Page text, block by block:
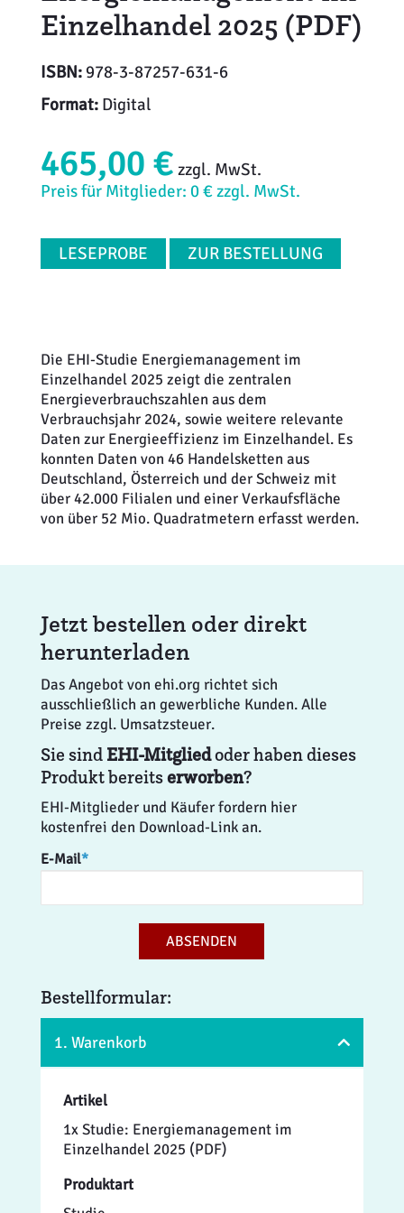
Einzelhandel 2025 (PDF)
ISBN:978-3-87257-631-6
Format:Digital
465,00 € zzgl. MwSt.
Preis für Mitglieder: 0 € zzgl. MwSt.
LESEPROBE ZUR BESTELLUNG
Die EHI-Studie Energiemanagement im
Einzelhandel 2025 zeigt die zentralen
Energieverbrauchszahlen aus dem
Verbrauchsjahr 2024, sowie weitere relevante
Daten zur Energieeffizienz im Einzelhandel. Es
konnten Daten von 46 Handelsketten aus
Deutschland, Österreich und der Schweiz mit
über 42.000 Filialen und einer Verkaufsfläche
von über 52 Mio. Quadratmetern erfasst werden.
Jetzt bestellen oder direkt
herunterladen
Das Angebot von ehi.org richtet sich
ausschließlich an gewerbliche Kunden. Alle
Preise zzgl. Umsatzsteuer.
Sie sind EHI-Mitgliedoder haben dieses
Produkt bereitserworben?
EHI-Mitglieder und Käufer fordern hier
kostenfrei den Download-Link an.
E-Mail*
ABSENDEN
Bestellformular:
1. Warenkorb
Artikel
1x Studie: Energiemanagement im
Einzelhandel 2025 (PDF)
Produktart